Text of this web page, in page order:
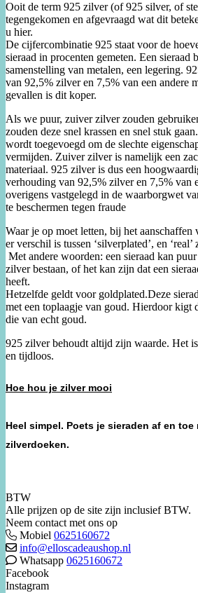
Ooit de term 925 zilver (of 925 silver, of
tegengekomen en afgevraagd wat dit
u hier.
De cijfercombinatie 925 staat voor de
sieraad in procenten gemeten. Een sieraad
samenstelling van metalen, een legering.
van 92,5% zilver en 7,5% van een andere
gevallen is dit koper.
Als we puur, zuiver zilver zouden
zouden deze snel krassen en snel stuk
wordt toegevoegd om de slechte
vermijden. Zuiver zilver is namelijk een
materiaal. 925 zilver is dus een
verhouding van 92,5% zilver en 7,5% van
overigens vastgelegd in de waarborgwet
te beschermen tegen fraude
Waar je op moet letten, bij het
er verschil is tussen ‘silverplated’, en
Met andere woorden: een sieraad kan
zilver bestaan, of het kan zijn dat een
heeft.
Hetzelfde geldt voor goldplated.Deze
met een toplaagje van goud. Hierdoor kigt
die van echt goud.
925 zilver behoudt altijd zijn waarde. Het
en tijdloos.
Hoe hou je zilver mooi
Heel simpel. Poets je sieraden af en toe
zilverdoeken.
BTW
Alle prijzen op de site zijn inclusief BTW.
Neem contact met ons op
Mobiel 0625160672
info@elloscadeaushop.nl
Whatsapp 0625160672
Facebook
Instagram